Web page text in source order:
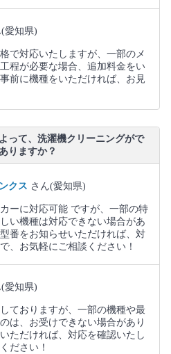
(愛知県)
で対応いたしますが、一部のメ
程が必要な場合、追加料金をい
前に機種をいただければ、お見
って、洗濯機クリーニングがで
りますか？
クス さん(愛知県)
ーに対応可能 ですが、一部の特
い機種は対応できない場合があ
番をお知らせいただければ、対
、お気軽にご相談ください！
(愛知県)
ておりますが、一部の機種や最
は、お受けできない場合があり
ただければ、対応を確認いたし
ださい！